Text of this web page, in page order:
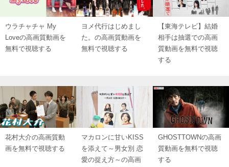
ウラチャチャ My
Loveの高画質動画を
無料で視聴する
ヨメ代行はじめまし
た。の高画質動画を
無料で視聴する
【東海テレビ】結婚
相手は抽選での高画
質動画を無料で視聴
する
花村大介の高画質動
画を無料で視聴する
マカロンに甘いKISS
を添えて～男女別 恋
愛の捉え方～の高画
GHOSTTOWNの高画
質動画を無料で視聴
する